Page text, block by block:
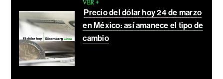
VER +
Precio del dólar hoy 24 de marzo
en México: así amanece el tipo de
cambio